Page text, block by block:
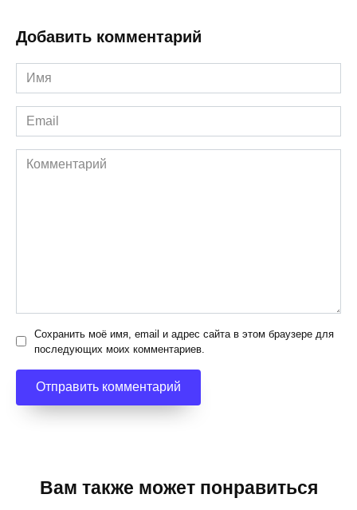
Добавить комментарий
Имя
*
Email
*
Комментарий
Сохранить моё имя, email и адрес сайта в этом браузере для
последующих моих комментариев.
Вам также может понравиться